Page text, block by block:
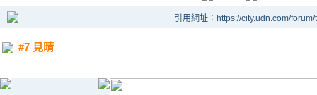
引用網址：https://city.udn.com/
#7 見晴